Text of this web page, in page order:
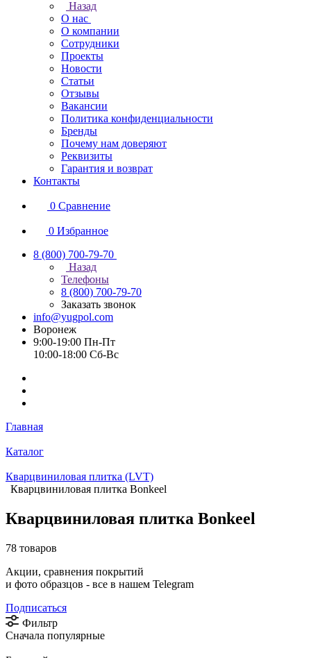
Назад
О нас
О компании
Сотрудники
Проекты
Новости
Статьи
Отзывы
Вакансии
Политика конфиденциальности
Бренды
Почему нам доверяют
Реквизиты
Гарантия и возврат
Контакты
0 Сравнение
0 Избранное
8 (800) 700-79-70
Назад
Телефоны
8 (800) 700-79-70
Заказать звонок
info@yugpol.com
Воронеж
9:00-19:00 Пн-Пт
10:00-18:00 Cб-Вс
Главная
Каталог
Кварцвиниловая плитка (LVT)
Кварцвиниловая плитка Bonkeel
Кварцвиниловая плитка Bonkeel
78 товаров
Акции, сравнения покрытий
и фото образцов - все в нашем Telegram
Подписаться
Фильтр
Сначала популярные